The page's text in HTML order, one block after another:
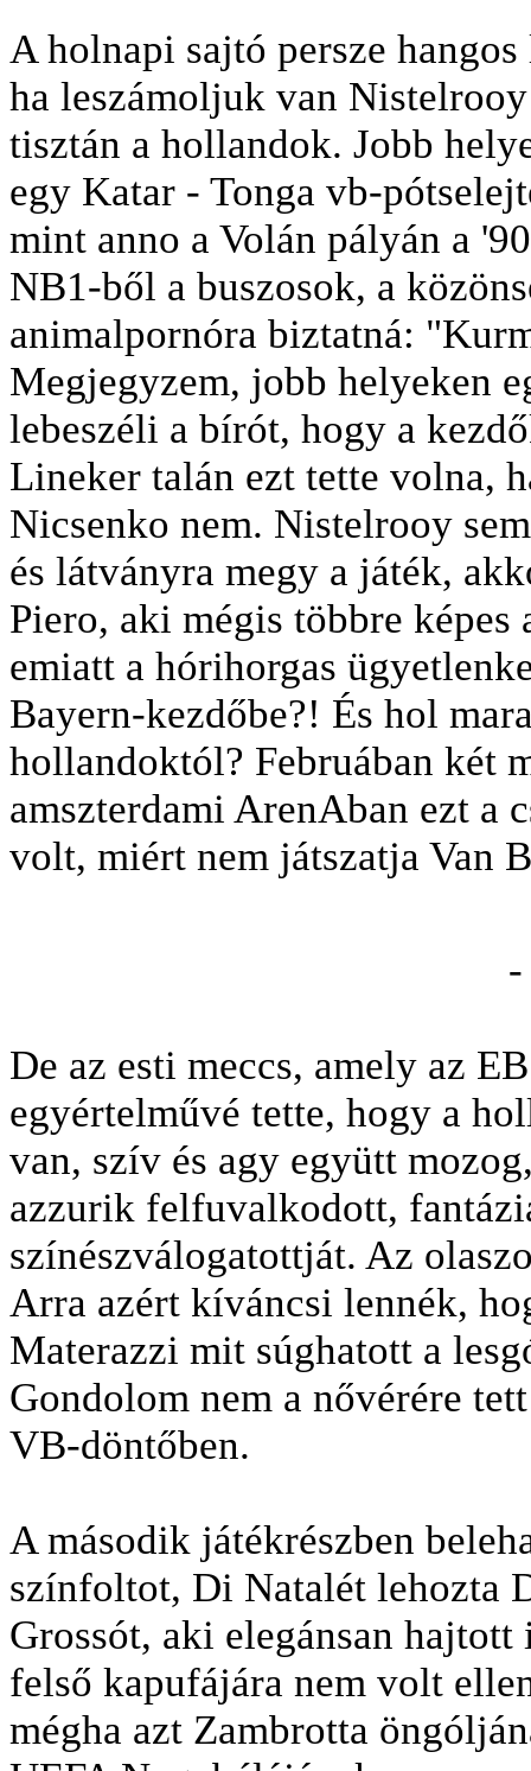
A holnapi sajtó persze
ha leszámoljuk van
tisztán a hollandok. Jobb
egy Katar - Tonga vb-
mint anno a Volán pályán a
NB1-ből a buszosok, a
animalpornóra biztatná:
Megjegyzem, jobb helyeken
lebeszéli a bírót, hogy a
Lineker talán ezt tette volna,
Nicsenko nem. Nistelrooy
és látványra megy a játék,
Piero, aki mégis többre
emiatt a hórihorgas
Bayern-kezdőbe?! És hol
hollandoktól? Februában két
amszterdami ArenAban ezt a
volt, miért nem játszatja Van
-
De az esti meccs, amely az
egyértelművé tette, hogy a
van, szív és agy együtt
azzurik felfuvalkodott,
színészválogatottját. Az
Arra azért kíváncsi lennék,
Materazzi mit súghatott a
Gondolom nem a nővérére
VB-döntőben.
A második játékrészben
színfoltot, Di Natalét lehozta
Grossót, aki elegánsan
felső kapufájára nem volt
mégha azt Zambrotta